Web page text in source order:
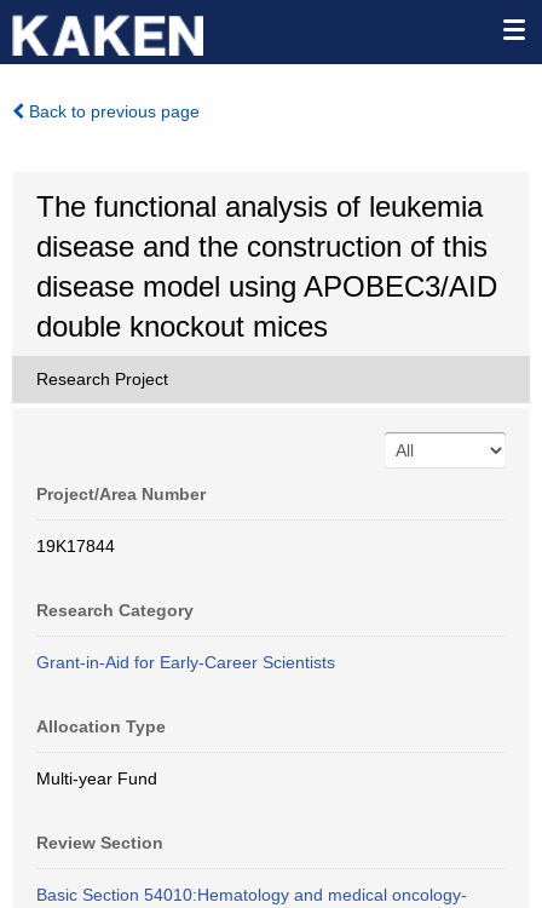
Back to previous page
The functional analysis of leukemia
disease and the construction of this
disease model using APOBEC3/AID
double knockout mices
Research Project
Project/Area Number
19K17844
Research Category
Grant-in-Aid for Early-Career Scientists
Allocation Type
Multi-year Fund
Review Section
Basic Section 54010:Hematology and medical oncology-